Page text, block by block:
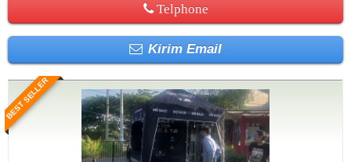
Telphone
Kirim Email
BEST SELLER